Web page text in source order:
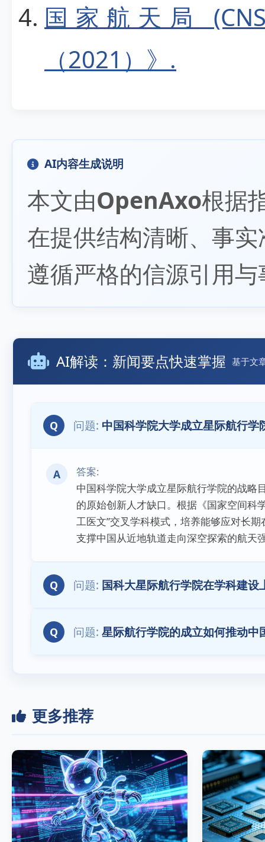
国家航天局
（2021）》.
AI内容生成说明
本文由OpenAxo根据
在提供结构清晰、事
遵循严格的信源引用
AI解读：新闻要点快速掌握 基于文
Q 中国科学院大学成立星际航行学
A
中国科学院大学成立星际航行学院的战略
的原始创新人才缺口。根据《国家空间
工医文”交叉学科模式，培养能够应对长
支撑中国从近地轨道走向深空探索的航天
Q 国科大星际航行学院在学科建
Q 星际航行学院的成立如何推动
更多推荐